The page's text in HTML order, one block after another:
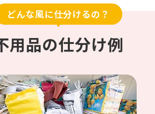
どんな風に仕分けるの？
用品の仕分け例